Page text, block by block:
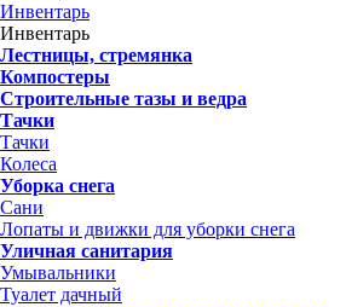
Инвентарь
Инвентарь
Лестницы, стремянка
Компостеры
Строительные тазы и ведра
Тачки
Тачки
Колеса
Уборка снега
Сани
Лопаты и движки для уборки снега
Уличная санитария
Умывальники
Туалет дачный